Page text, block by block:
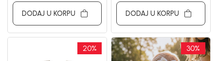
DODAJ U KORPU DODAJ U KORPU
20% 30%